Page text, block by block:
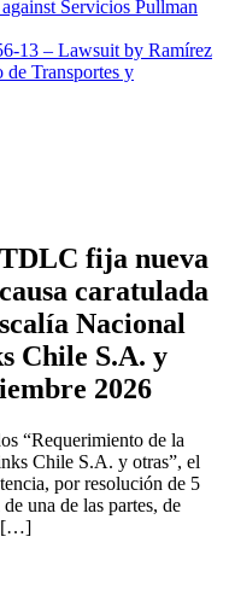
Servicios Pullman
13 – Lawsuit by Ramírez
Transportes y
fija nueva
caratulada
Nacional
Chile S.A. y
2026
“Requerimiento de la
Chile S.A. y otras”, el
por resolución de 5
una de las partes, de
[…]